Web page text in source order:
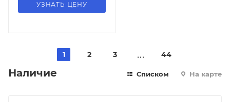
УЗНАТЬ ЦЕНУ
1 2 3 44
Наличие Списком На карте